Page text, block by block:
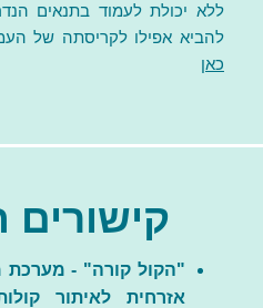
ללא יכולת לעמוד בתנאים
להביא אפילו לקריסתה של
כאן
קישורים
"הקול קורה" - מערכת
אזרחית לאיתור